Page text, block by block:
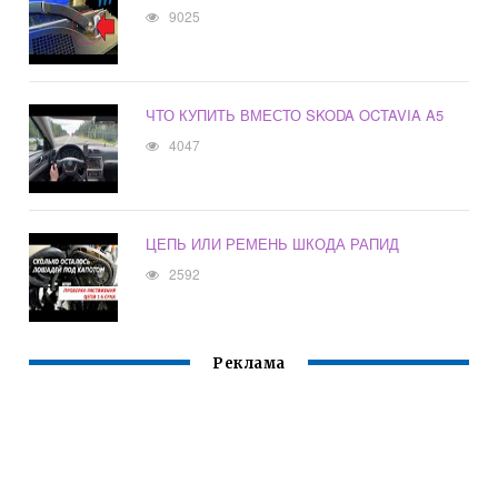
9025
ЧТО КУПИТЬ ВМЕСТО SKODA OCTAVIA A5
4047
ЦЕПЬ ИЛИ РЕМЕНЬ ШКОДА РАПИД
2592
Реклама